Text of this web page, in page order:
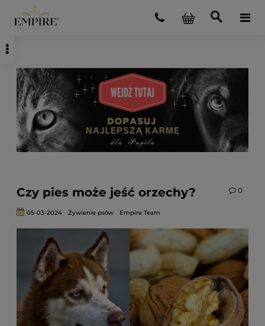
Czy pies może jeść orzechy? 0
05-03-2024 Żywienie psów Empire Team